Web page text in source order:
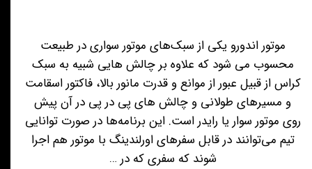
موتور اندورو یکی از سبک‌های موتور سواری در طبیعت
محسوب می شود که علاوه بر چالش هایی شبیه به سبک
کراس از قبیل عبور از موانع و قدرت مانور بالا، فاکتور اسقامت
و مسیرهای طولانی و چالش های پی در پی در آن پیش
روی موتور سوار یا رایدر است. این برنامه‌ها در صورت توانایی
تیم می‌توانند در قابل سفرهای اورلندینگ با موتور هم اجرا
شوند که سفری که در …